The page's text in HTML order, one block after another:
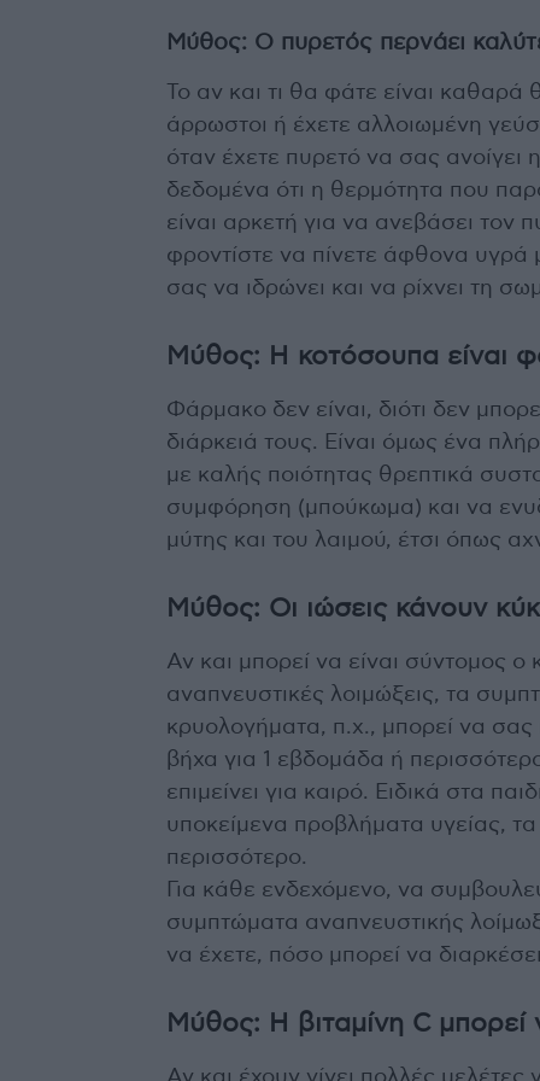
Μύθος: Ο πυρετός περνάει
Το αν και τι θα φάτε είναι
άρρωστοι ή έχετε αλλοιωμένη
όταν έχετε πυρετό να σας ανοίγει
δεδομένα ότι η θερμότητα που
είναι αρκετή για να ανεβάσει τον
φροντίστε να πίνετε άφθονα υγρά
σας να ιδρώνει και να ρίχνει τη
Μύθος: Η κοτόσουπα είναι
Φάρμακο δεν είναι, διότι δεν
διάρκειά τους. Είναι όμως ένα
με καλής ποιότητας θρεπτικά
συμφόρηση (μπούκωμα) και να
μύτης και του λαιμού, έτσι όπως
Μύθος: Οι ιώσεις κάνουν
Αν και μπορεί να είναι σύντομος
αναπνευστικές λοιμώξεις, τα
κρυολογήματα, π.χ., μπορεί να
βήχα για 1 εβδομάδα ή
επιμείνει για καιρό. Ειδικά στα
υποκείμενα προβλήματα υγείας,
περισσότερο.
Για κάθε ενδεχόμενο, να
συμπτώματα αναπνευστικής
να έχετε, πόσο μπορεί να
Μύθος: Η βιταμίνη C μπορεί